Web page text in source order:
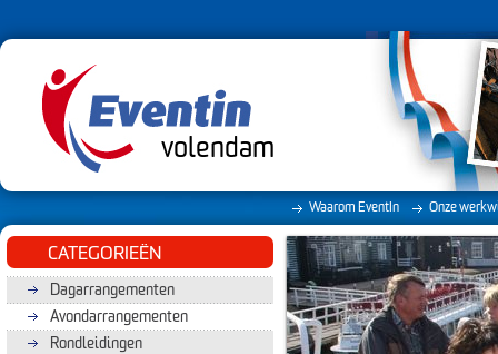
volendam
Waarom EventIn Onze
CATEGORIEËN
Dagarrangementen
Avondarrangementen
Rondleidingen